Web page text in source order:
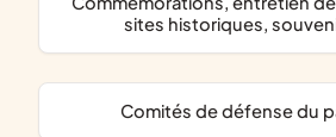
sites historiques,
comités de défense du